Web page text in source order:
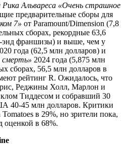
Альвареса «Очень страшное
предварительные сборы для
7» от Paramount/Dimension (7,8
сборах, рекордные 63,6
энд франшизы) и выше, чем у
года (62,5 млн долларов) и
смерть» 2024 года (5,875 млн
сборах, 56,5 млн долларов в
рейтинг R. Ожидалось, что
Реджины Холл, Марлон и
Тиддесом и собравший 30
40-45 млн долларов. Критики
в 29%, но зрители пока,
оценкой в 68%.